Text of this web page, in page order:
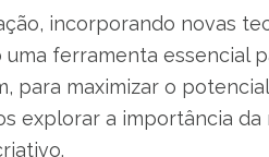
incorporando novas
ferramenta essencial
para maximizar o
explorar a importância